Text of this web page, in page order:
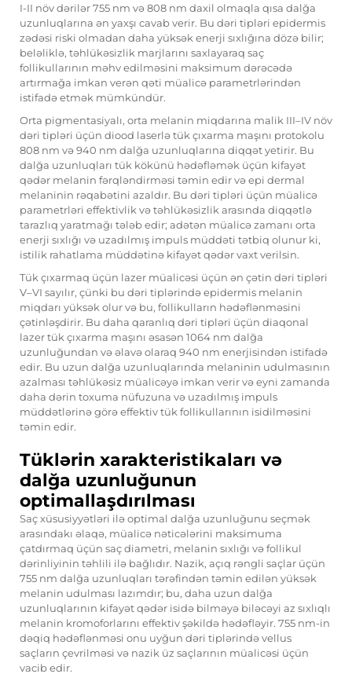
I-II növ dərilər 755 nm və 808 nm daxil olmaqla qısa dalğa
uzunluqlarına ən yaxşı cavab verir. Bu dəri tipləri epidermis
zədəsi riski olmadan daha yüksək enerji sıxlığına dözə bilir;
beləliklə, təhlükəsizlik marjlarını saxlayaraq saç
follikullarının məhv edilməsini maksimum dərəcədə
artırmağa imkan verən qəti müalicə parametrlərindən
istifadə etmək mümkündür.
Orta pigmentasiyalı, orta melanin miqdarına malik III–IV növ
dəri tipləri üçün diood laserlə tük çıxarma maşını protokolu
808 nm və 940 nm dalğa uzunluqlarına diqqət yetirir. Bu
dalğa uzunluqları tük kökünü hədəfləmək üçün kifayət
qədər melanin fərqləndirməsi təmin edir və epi dermal
melaninin rəqabətini azaldır. Bu dəri tipləri üçün müalicə
parametrləri effektivlik və təhlükəsizlik arasında diqqətlə
tarazlıq yaratmağı tələb edir; adətən müalicə zamanı orta
enerji sıxlığı və uzadılmış impuls müddəti tətbiq olunur ki,
istilik rahatlama müddətinə kifayət qədər vaxt verilsin.
Tük çıxarmaq üçün lazer müalicəsi üçün ən çətin dəri tipləri
V–VI sayılır, çünki bu dəri tiplərində epidermis melanin
miqdarı yüksək olur və bu, follikulların hədəflənməsini
çətinləşdirir. Bu daha qaranlıq dəri tipləri üçün diaqonal
lazer tük çıxarma maşını əsasən 1064 nm dalğa
uzunluğundan və əlavə olaraq 940 nm enerjisindən istifadə
edir. Bu uzun dalğa uzunluqlarında melaninin udulmasının
azalması təhlükəsiz müalicəyə imkan verir və eyni zamanda
daha dərin toxuma nüfuzuna və uzadılmış impuls
müddətlərinə görə effektiv tük follikullarının isidilməsini
təmin edir.
Tüklərin xarakteristikaları və
dalğa uzunluğunun
optimallaşdırılması
Saç xüsusiyyətləri ilə optimal dalğa uzunluğunu seçmək
arasındakı əlaqə, müalicə nəticələrini maksimuma
çatdırmaq üçün saç diametri, melanin sıxlığı və follikul
dərinliyinin təhlili ilə bağlıdır. Nazik, açıq rəngli saçlar üçün
755 nm dalğa uzunluqları tərəfindən təmin edilən yüksək
melanin udulması lazımdır; bu, daha uzun dalğa
uzunluqlarının kifayət qədər isidə bilməyə biləcəyi az sıxlıqlı
melanin kromoforlarını effektiv şəkildə hədəfləyir. 755 nm-in
dəqiq hədəflənməsi onu uyğun dəri tiplərində vellus
saçların çevrilməsi və nazik üz saçlarının müalicəsi üçün
vacib edir.